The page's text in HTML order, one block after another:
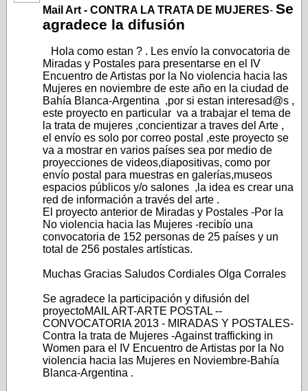
Mail Art - CONTRA LA TRATA DE MUJERES- Se
agradece la difusión
Hola como estan ? . Les envío la convocatoria de
Miradas y Postales para presentarse en el IV
Encuentro de Artistas por la No violencia hacia las
Mujeres en noviembre de este año en la ciudad de
Bahía Blanca-Argentina ,por si estan interesad@s ,
este proyecto en particular va a trabajar el tema de
la trata de mujeres ,concientizar a traves del Arte ,
el envío es solo por correo postal ,este proyecto se
va a mostrar en varios países sea por medio de
proyecciones de videos,diapositivas, como por
envío postal para muestras en galerías,museos
espacios públicos y/o salones ,la idea es crear una
red de información a través del arte .
El proyecto anterior de Miradas y Postales -Por la
No violencia hacia las Mujeres -recibío una
convocatoria de 152 personas de 25 países y un
total de 256 postales artísticas.
Muchas Gracias Saludos Cordiales Olga Corrales
Se agradece la participación y difusión del
proyectoMAIL ART-ARTE POSTAL --
CONVOCATORIA 2013 - MIRADAS Y POSTALES-
Contra la trata de Mujeres -Against trafficking in
Women para el IV Encuentro de Artistas por la No
violencia hacia las Mujeres en Noviembre-Bahía
Blanca-Argentina .